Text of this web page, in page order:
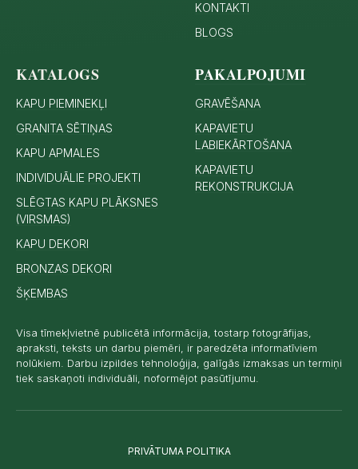
KONTAKTI
BLOGS
KATALOGS
KAPU PIEMINEKĻI
GRANITA SĒTIŅAS
KAPU APMALES
INDIVIDUĀLIE PROJEKTI
SLĒGTAS KAPU PLĀKSNES
(VIRSMAS)
KAPU DEKORI
BRONZAS DEKORI
ŠĶEMBAS
PAKALPOJUMI
GRAVĒŠANA
KAPAVIETU
LABIEKĀRTOŠANA
KAPAVIETU
REKONSTRUKCIJA
Visa tīmekļvietnē publicētā informācija, tostarp fotogrāfijas,
apraksti, teksts un darbu piemēri, ir paredzēta informatīviem
nolūkiem. Darbu izpildes tehnoloģija, galīgās izmaksas un termiņi
tiek saskaņoti individuāli, noformējot pasūtījumu.
PRIVĀTUMA POLITIKA